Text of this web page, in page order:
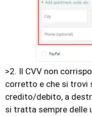
>2. Il CVV non
corretto e che si trovi
credito/debito, a
si tratta sempre delle